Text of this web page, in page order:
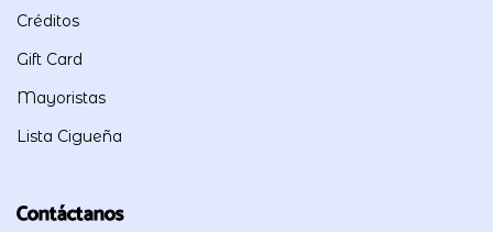
Créditos
Gift Card
Mayoristas
Lista Cigueña
Contáctanos